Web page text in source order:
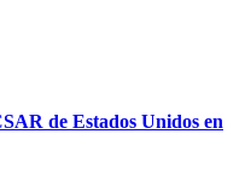
de Estados Unidos en